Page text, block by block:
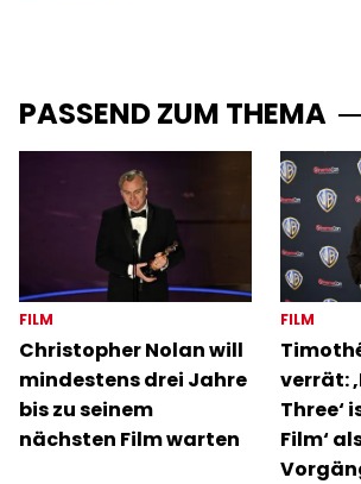
PASSEND ZUM THEMA
FILM
Christopher Nolan will
mindestens drei Jahre
bis zu seinem
nächsten Film warten
FILM
verrät:
Three‘
Film‘